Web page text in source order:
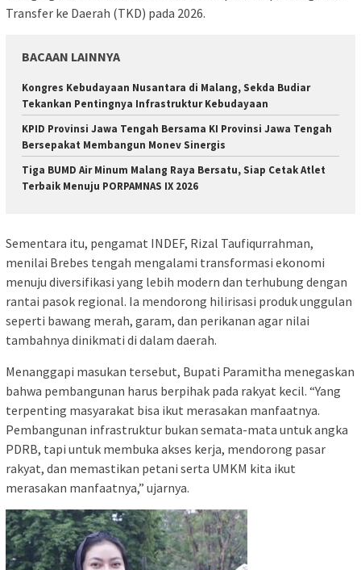
Transfer ke Daerah (TKD) pada 2026.
BACAAN LAINNYA
Kongres Kebudayaan Nusantara di Malang, Sekda Budiar
Tekankan Pentingnya Infrastruktur Kebudayaan
KPID Provinsi Jawa Tengah Bersama KI Provinsi Jawa Tengah
Bersepakat Membangun Monev Sinergis
Tiga BUMD Air Minum Malang Raya Bersatu, Siap Cetak Atlet
Terbaik Menuju PORPAMNAS IX 2026
Sementara itu, pengamat INDEF, Rizal Taufiqurrahman,
menilai Brebes tengah mengalami transformasi ekonomi
menuju diversifikasi yang lebih modern dan terhubung dengan
rantai pasok regional. Ia mendorong hilirisasi produk unggulan
seperti bawang merah, garam, dan perikanan agar nilai
tambahnya dinikmati di dalam daerah.
Menanggapi masukan tersebut, Bupati Paramitha menegaskan
bahwa pembangunan harus berpihak pada rakyat kecil. “Yang
terpenting masyarakat bisa ikut merasakan manfaatnya.
Pembangunan infrastruktur bukan semata-mata untuk angka
PDRB, tapi untuk membuka akses kerja, mendorong pasar
rakyat, dan memastikan petani serta UMKM kita ikut
merasakan manfaatnya,” ujarnya.